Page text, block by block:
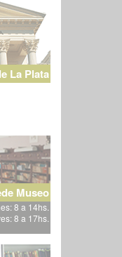
La Plata
Museo
8 a 14hs.
8 a 17hs.